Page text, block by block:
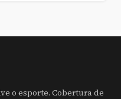
o esporte. Cobertura de